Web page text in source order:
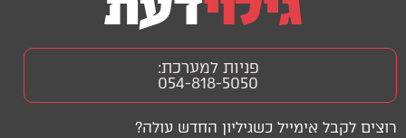
רוצים לקבל אימייל כשגיליון החדש עולה?
פניות למערכת:
054-818-5050